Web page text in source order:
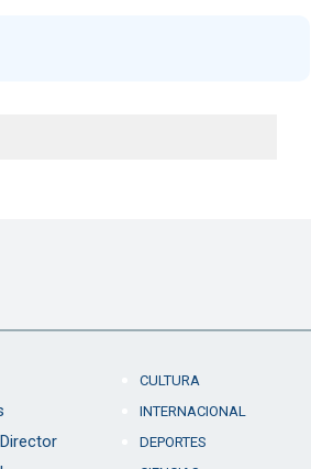
CULTURA
INTERNACIONAL
DEPORTES